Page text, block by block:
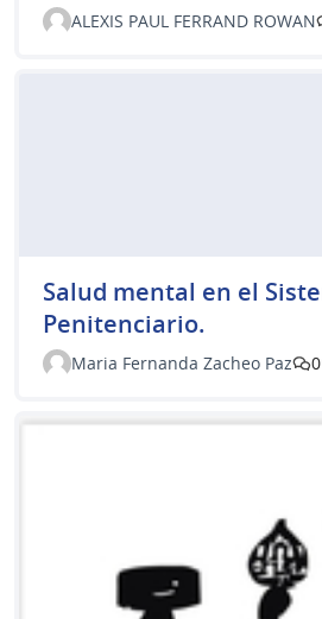
ALEXIS PAUL FERRAND ROWAN
Salud mental en el
Penitenciario.
Maria Fernanda Zacheo Paz 0